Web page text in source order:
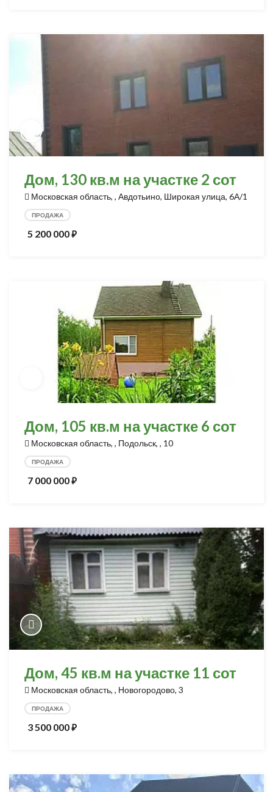
Дом, 130 кв.м на участке 2 сот
Московская область, , Авдотьино, Широкая улица, 6А/1
ПРОДАЖА
5 200 000⃏
Дом, 105 кв.м на участке 6 сот
Московская область, , Подольск, , 10
ПРОДАЖА
7 000 000⃏
Дом, 45 кв.м на участке 11 сот
Московская область, , Новогородово, 3
ПРОДАЖА
3 500 000⃏